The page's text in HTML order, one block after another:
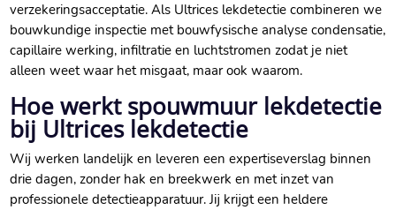
verzekeringsacceptatie.​ Als Ultrices lekdetectie combineren we
bouwkundige inspectie met bouwfysische analyse condensatie,
capillaire werking, infiltratie en luchtstromen zodat je niet
alleen weet waar het misgaat, maar ook waarom.​
Hoe werkt spouwmuur lekdetectie
bij Ultrices lekdetectie
Wij werken landelijk en leveren een expertiseverslag binnen
drie dagen, zonder hak en breekwerk en met inzet van
professionele detectieapparatuur.​ Jij krijgt een heldere